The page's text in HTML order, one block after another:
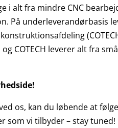
i alt fra mindre CNC
På underleverandørbasis
COTECH leverer alt fra
os, kan du løbende at
som vi tilbyder – stay tuned!